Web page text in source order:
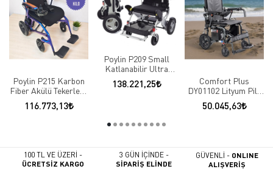
Poylin P215 Karbon
Fiber Akülü Tekerlekli
Sandalye
116.773,13
Poylin P209 Small
Katlanabilir Ultra
Hafif Lityum Akülü
Sandalye
138.221,25
Comfort Plus
DY01102 Lityum Pilli
Akülü Tekerlekli
Sandalye
50.045,63
100 TL VE ÜZERİ -
ÜCRETSİZ KARGO
3 GÜN İÇİNDE -
SİPARİŞ ELİNDE
GÜVENLİ - ONLINE
ALIŞVERİŞ